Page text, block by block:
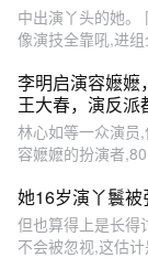
中出演丫头的她。
像演技全靠吼,进
李明启演容嬷嬷
王大春，演反派
林心如等一众演员
容嬷嬷的扮演者
她16岁演丫鬟
但也算得上是长得
不会被忽视,这估